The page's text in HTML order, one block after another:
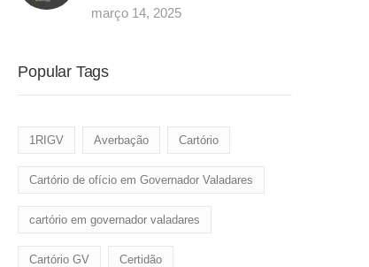
março 14, 2025
Popular Tags
1RIGV Averbação Cartório
Cartório de ofício em Governador Valadares
cartório em governador valadares
Cartório GV Certidão